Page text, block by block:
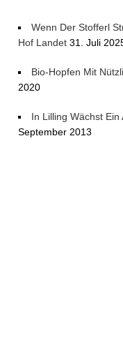
Wenn Der Stofferl
Hof Landet 31. Juli
Bio-Hopfen Mit
2020
In Lilling Wächst
September 2013